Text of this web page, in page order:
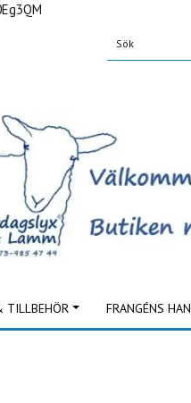
TILLBEHÖR FRANGÉNS